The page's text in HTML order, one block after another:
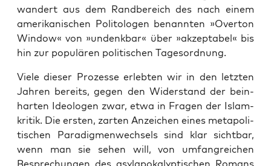
wan­dert aus dem Rand­be­reich des nach einem
ame­ri­ka­ni­schen Poli­to­lo­gen benann­ten »Over­ton
Win­dow« von »undenk­bar« über »akzep­ta­bel« bis
hin zur popu­lä­ren poli­ti­schen Tagesordnung.
Vie­le die­ser Pro­zes­se erleb­ten wir in den letz­ten
Jah­ren bereits, gegen den Wider­stand der bein­
har­ten Ideo­lo­gen zwar, etwa in Fra­gen der Islam­
kri­tik. Die ers­ten, zar­ten Anzei­chen eines meta­po­li­
ti­schen Para­dig­men­wech­sels sind klar sicht­bar,
wenn man sie sehen will, von umfang­rei­chen
Bespre­chun­gen des asyl­apo­ka­lyp­ti­schen Romans